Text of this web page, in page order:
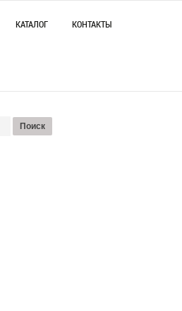
КАТАЛОГ КОНТАКТЫ